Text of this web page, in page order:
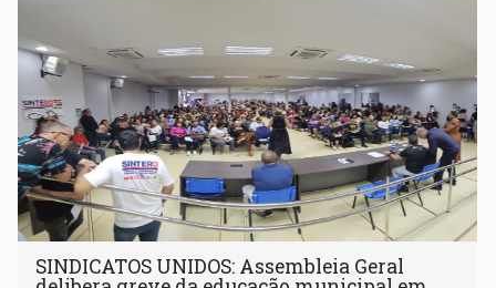
SINDICATOS UNIDOS: Assembleia Geral